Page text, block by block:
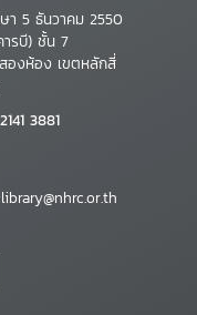
า 5 ธันวาคม 2550
ารบี) ชั้น 7
องห้อง เขตหลักสี่
3881